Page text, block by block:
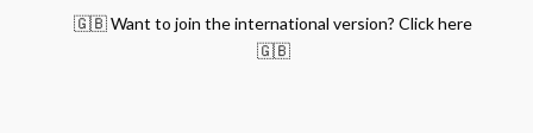
🇬🇧 Want to join the international version? Click here
🇬🇧